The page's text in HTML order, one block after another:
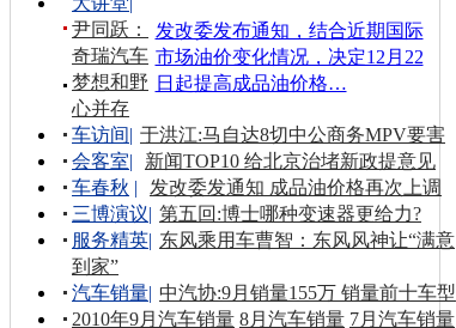
发改委发布通知，结合近期国际
市场油价变化情况，决定12月22
日起提高成品油价格…
尹同跃：
奇瑞汽车
梦想和野
心并存
车访间| 于洪江:马自达8切中公商务MPV要害
会客室|
新闻TOP10 给北京治堵新政提意见
车春秋 |
发改委发通知 成品油价格再次上调
三博演议| 第五回:博士哪种变速器更给力?
服务精英| 东风乘用车曹智：东风风神让“满意
到家”
汽车销量| 中汽协:9月销量155万 销量前十车型
2010年9月汽车销量 8月汽车销量 7月汽车销量